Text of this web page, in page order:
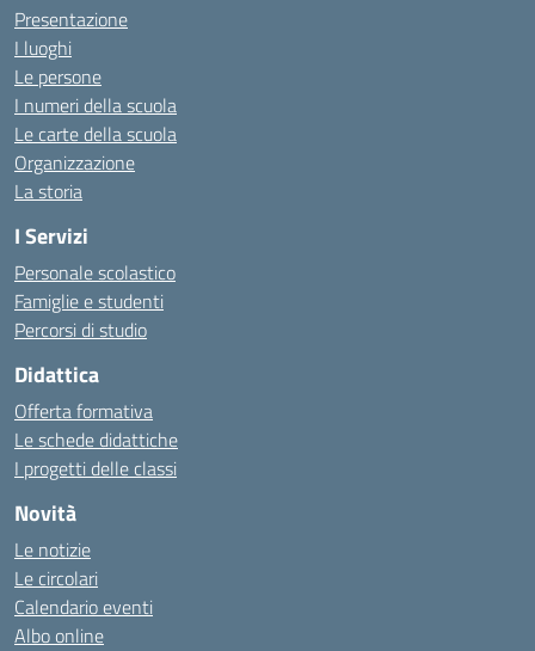
Presentazione
I luoghi
Le persone
I numeri della scuola
Le carte della scuola
Organizzazione
La storia
I Servizi
Personale scolastico
Famiglie e studenti
Percorsi di studio
Didattica
Offerta formativa
Le schede didattiche
I progetti delle classi
Novità
Le notizie
Le circolari
Calendario eventi
Albo online